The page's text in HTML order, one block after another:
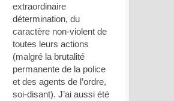
extraordinaire
détermination, du
caractère non-violent de
toutes leurs actions
(malgré la brutalité
permanente de la police
et des agents de l’ordre,
soi-disant). J’ai aussi été